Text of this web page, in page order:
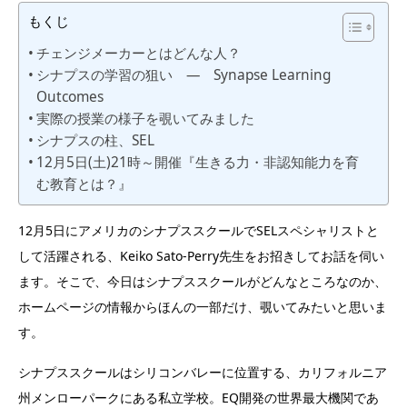
もくじ
チェンジメーカーとはどんな人？
シナプスの学習の狙い ― Synapse Learning
Outcomes
実際の授業の様子を覗いてみました
シナプスの柱、SEL
12月5日(土)21時～開催『生きる力・非認知能力を育
む教育とは？』
12月5日にアメリカのシナプススクールでSELスペシャリストと
して活躍される、Keiko Sato-Perry先生をお招きしてお話を伺い
ます。そこで、今日はシナプススクールがどんなところなのか、
ホームページの情報からほんの一部だけ、覗いてみたいと思いま
す。
シナプススクールはシリコンバレーに位置する、カリフォルニア
州メンローパークにある私立学校。EQ開発の世界最大機関であ